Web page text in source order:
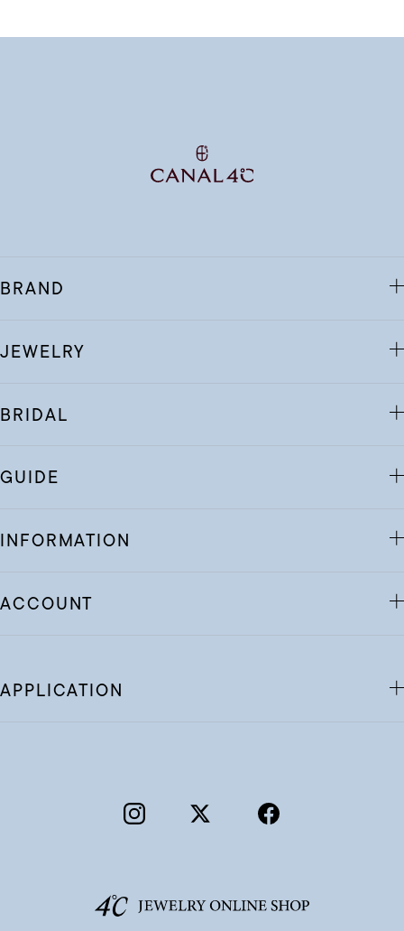
BRAND
JEWELRY
BRIDAL
GUIDE
INFORMATION
ACCOUNT
APPLICATION